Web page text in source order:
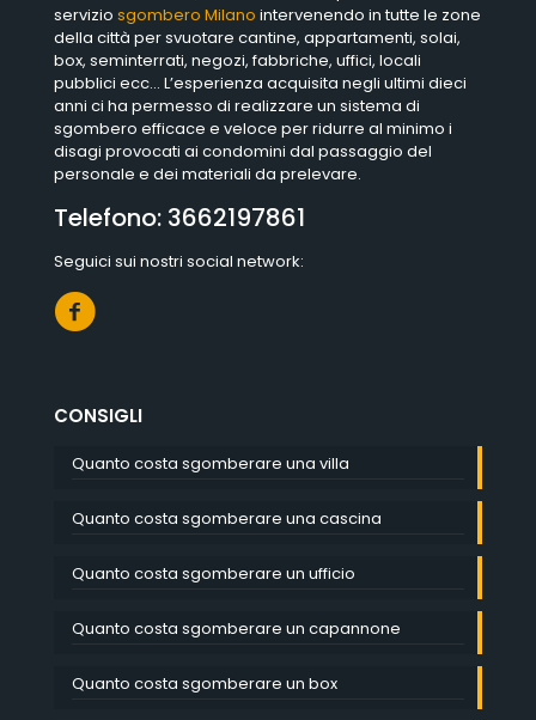
servizio sgombero Milano intervenendo in tutte le zone
della città per svuotare cantine, appartamenti, solai,
box, seminterrati, negozi, fabbriche, uffici, locali
pubblici ecc… L’esperienza acquisita negli ultimi dieci
anni ci ha permesso di realizzare un sistema di
sgombero efficace e veloce per ridurre al minimo i
disagi provocati ai condomini dal passaggio del
personale e dei materiali da prelevare.
Telefono: 3662197861
Seguici sui nostri social network:
CONSIGLI
Quanto costa sgomberare una villa
Quanto costa sgomberare una cascina
Quanto costa sgomberare un ufficio
Quanto costa sgomberare un capannone
Quanto costa sgomberare un box